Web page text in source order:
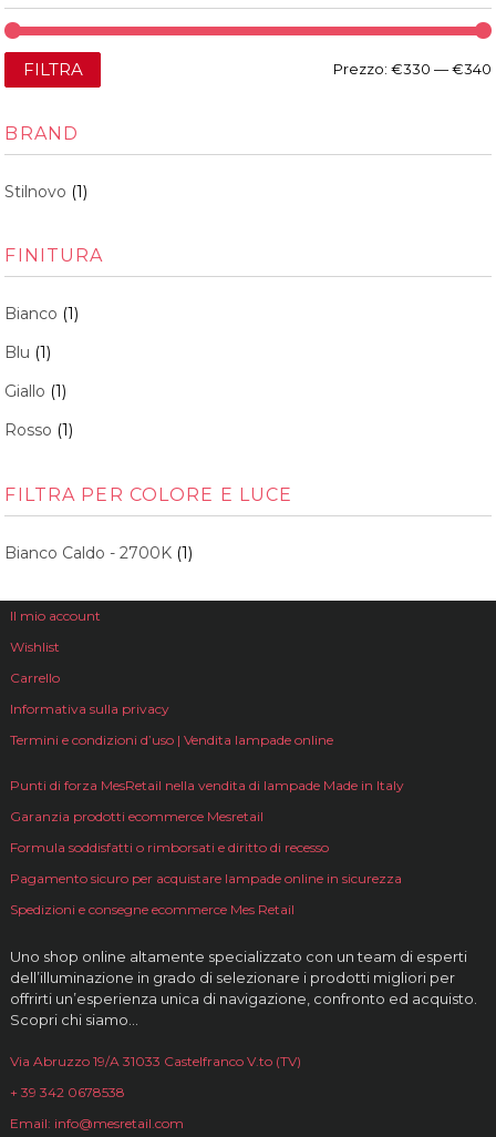
FILTRA Prezzo: €330 —€340
BRAND
Stilnovo (1)
FINITURA
Bianco (1)
Blu (1)
Giallo (1)
Rosso (1)
FILTRA PER COLORE E LUCE
Bianco Caldo - 2700K (1)
Il mio account
Wishlist
Carrello
Informativa sulla privacy
Termini e condizioni d’uso | Vendita lampade online
Punti di forza MesRetail nella vendita di lampade Made in Italy
Garanzia prodotti ecommerce Mesretail
Formula soddisfatti o rimborsati e diritto di recesso
Pagamento sicuro per acquistare lampade online in sicurezza
Spedizioni e consegne ecommerce Mes Retail
Uno shop online altamente specializzato con un team di esperti
dell’illuminazione in grado di selezionare i prodotti migliori per
offrirti un’esperienza unica di navigazione, confronto ed acquisto.
Scopri chi siamo…
Via Abruzzo 19/A 31033 Castelfranco V.to (TV)
+ 39 342 0678538
Email: info@mesretail.com